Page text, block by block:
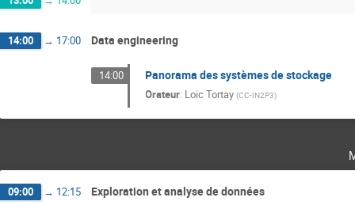
14:00 → 17:00 Data engineering
14:00 Panorama des systèmes de stockage
Orateur: Loic Tortay (CC-IN2P3)
09:00 → 12:15 Exploration et analyse de données